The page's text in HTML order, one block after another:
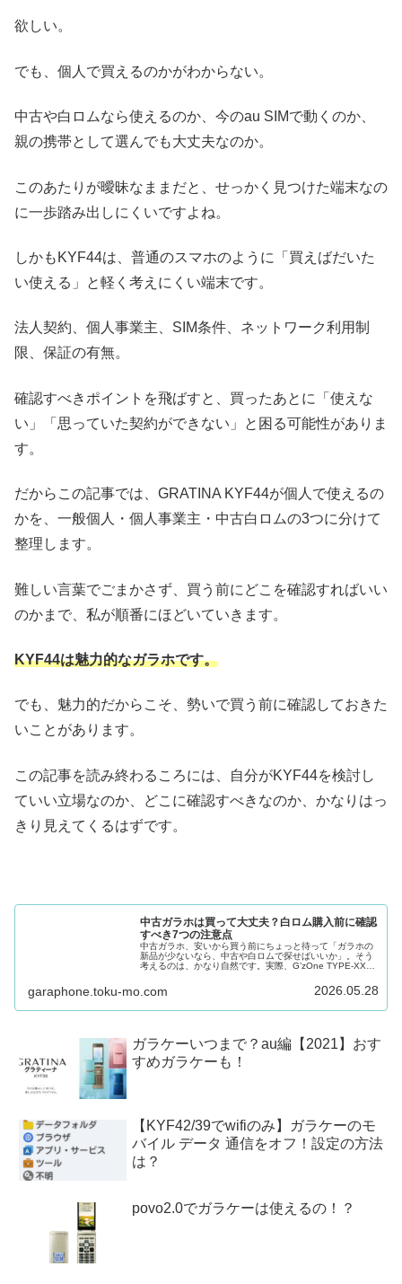
欲しい。
でも、個人で買えるのかがわからない。
中古や白ロムなら使えるのか、今のau SIMで動くのか、
親の携帯として選んでも大丈夫なのか。
このあたりが曖昧なままだと、せっかく見つけた端末なの
に一歩踏み出しにくいですよね。
しかもKYF44は、普通のスマホのように「買えばだいた
い使える」と軽く考えにくい端末です。
法人契約、個人事業主、SIM条件、ネットワーク利用制
限、保証の有無。
確認すべきポイントを飛ばすと、買ったあとに「使えな
い」「思っていた契約ができない」と困る可能性がありま
す。
だからこの記事では、GRATINA KYF44が個人で使えるの
かを、一般個人・個人事業主・中古白ロムの3つに分けて
整理します。
難しい言葉でごまかさず、買う前にどこを確認すればいい
のかまで、私が順番にほどいていきます。
KYF44は魅力的なガラホです。
でも、魅力的だからこそ、勢いで買う前に確認しておきた
いことがあります。
この記事を読み終わるころには、自分がKYF44を検討し
ていい立場なのか、どこに確認すべきなのか、かなりはっ
きり見えてくるはずです。
中古ガラホは買って大丈夫？白ロム購入前に確認
すべき7つの注意点
中古ガラホ、安いから買う前にちょっと待って「ガラホの
新品が少ないなら、中古や白ロムで探せばいいか」。そう
考えるのは、かなり自然です。実際、G’zOne TYPE-XXや
garaphone.toku-mo.com 2026.05.28
ガラケーいつまで？au編【2021】おす
すめガラケーも！
【KYF42/39でwifiのみ】ガラケーのモ
バイル データ 通信をオフ！設定の方法
は？
povo2.0でガラケーは使えるの！？